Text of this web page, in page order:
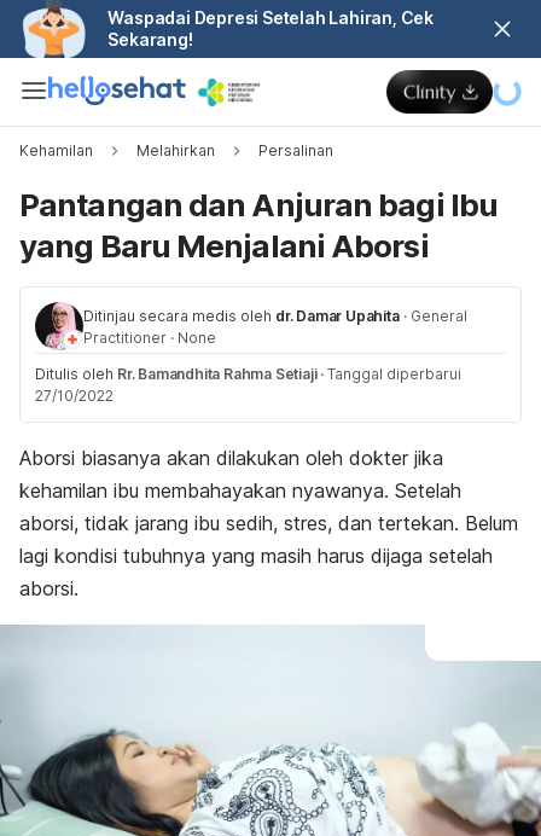
Waspadai Depresi Setelah Lahiran, Cek
Sekarang!
Kehamilan Melahirkan Persalinan
Pantangan dan Anjuran bagi Ibu
yang Baru Menjalani Aborsi
Ditinjau secara medis oleh dr. Damar Upahita · General
Practitioner · None
Ditulis oleh Rr. Bamandhita Rahma Setiaji · Tanggal diperbarui
27/10/2022
Aborsi biasanya akan dilakukan oleh dokter jika
kehamilan ibu membahayakan nyawanya. Setelah
aborsi, tidak jarang ibu sedih, stres, dan tertekan. Belum
lagi kondisi tubuhnya yang masih harus dijaga setelah
aborsi.